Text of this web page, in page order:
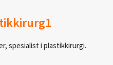
spesialist i plastikkirurgi.